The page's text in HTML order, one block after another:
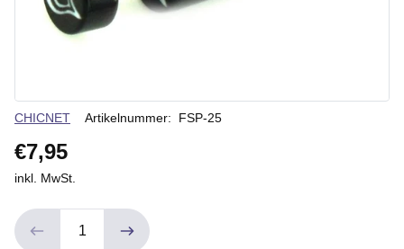
Verkäuferin
CHICNET Artikelnummer: FSP-25
€7,95
inkl. MwSt.